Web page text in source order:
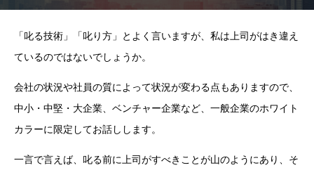
「叱る技術」「叱り方」とよく言いますが、私は上司がはき違え
ているのではないでしょうか。
会社の状況や社員の質によって状況が変わる点もありますので、
中小・中堅・大企業、ベンチャー企業など、一般企業のホワイト
カラーに限定してお話しします。
一言で言えば、叱る前に上司がすべきことが山のようにあり、そ